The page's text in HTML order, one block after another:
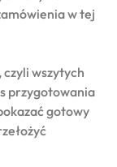
w tej
wszytych
przygotowania
gotowy